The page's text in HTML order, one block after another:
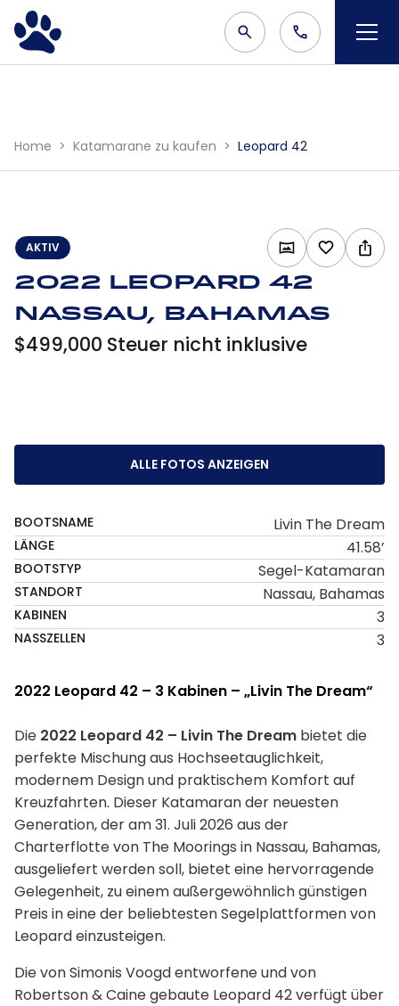
Home Katamarane zu kaufen Leopard 42
AKTIV
2022 Leopard 42
Nassau, Bahamas
$499,000 Steuer nicht inklusive
ALLE FOTOS ANZEIGEN
BOOTSNAME Livin The Dream
LÄNGE 41.58’
BOOTSTYP Segel-Katamaran
STANDORT Nassau, Bahamas
KABINEN 3
NASSZELLEN 3
2022 Leopard 42 – 3 Kabinen – „Livin The Dream“
Die 2022 Leopard 42 – Livin The Dream bietet die
perfekte Mischung aus Hochseetauglichkeit,
modernem Design und praktischem Komfort auf
Kreuzfahrten. Dieser Katamaran der neuesten
Generation, der am 31. Juli 2026 aus der
Charterflotte von The Moorings in Nassau, Bahamas,
ausgeliefert werden soll, bietet eine hervorragende
Gelegenheit, zu einem außergewöhnlich günstigen
Preis in eine der beliebtesten Segelplattformen von
Leopard einzusteigen.
Die von Simonis Voogd entworfene und von
Robertson & Caine gebaute Leopard 42 verfügt über